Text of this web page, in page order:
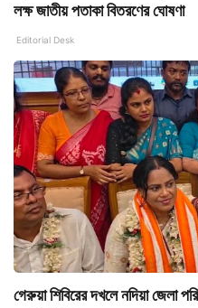
লক্ষ জাতীয় পতাকা বিতরণের ঘোষণা
Editorial Desk
গেরুয়া শিবিরের দখলে নদিয়া জেলা